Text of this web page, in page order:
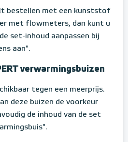
bestellen met een kunststof
met flowmeters, dan kunt u
set-inhoud aanpassen bij
aan".
verwarmingsbuizen
tegen een meerprijs.
deze buizen de voorkeur
de inhoud van de set